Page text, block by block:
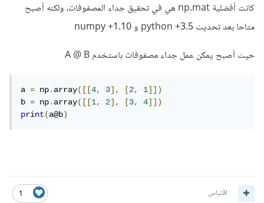
كانت أفضلية np.mat هي في تحقيق جداء المصفوفات، ولكنه أصبح
متاحا بعد تحديث python +3.5 و numpy +1.10
حيث أصبح يمكن عمل جداء مصفوفات باستخدم A @ B
a = np.array([[4, 3], [2, 1]])
b = np.array([[1, 2], [3, 4]])
print(a@b)
1 اقتباس